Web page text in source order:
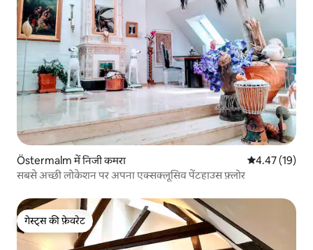
Östermalm में निजी कमरा औसत रेटिंग 5 में
4.47 (19)
सबसे अच्छी लोकेशन पर अपना एक्सक्लूसिव पेंटहाउस फ़्लोर
गेस्ट्स की फ़ेवरेट
गेस्ट्स की फ़ेवरेट